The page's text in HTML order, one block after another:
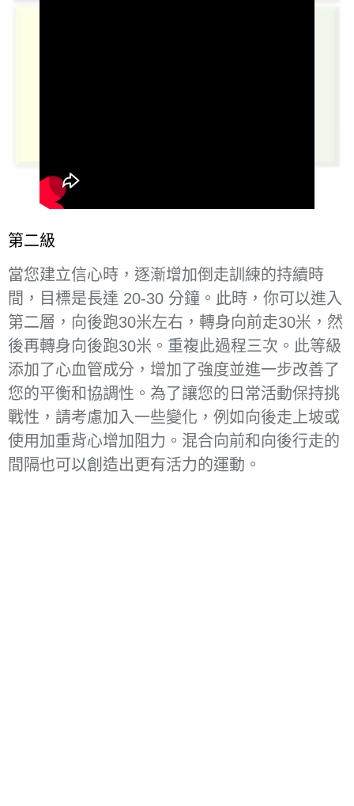
第二級
當您建立信心時，逐漸增加倒走訓練的持續時
間，目標是長達 20-30 分鐘。此時，你可以進入
第二層，向後跑30米左右，轉身向前走30米，然
後再轉身向後跑30米。重複此過程三次。此等級
添加了心血管成分，增加了強度並進一步改善了
您的平衡和協調性。為了讓您的日常活動保持挑
戰性，請考慮加入一些變化，例如向後走上坡或
使用加重背心增加阻力。混合向前和向後行走的
間隔也可以創造出更有活力的運動。